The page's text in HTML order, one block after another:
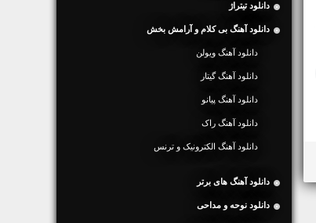
دانلود تیتراژ
دانلود آهنگ بی کلام و آرامش بخش
دانلود آهنگ ویولن
دانلود آهنگ گیتار
دانلود آهنگ پیانو
دانلود آهنگ راک
دانلود آهنگ الکترونیک و ترنس
دانلود آهنگ های برتر
دانلود نوحه و مداحی